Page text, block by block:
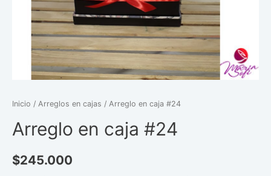
Inicio / Arreglos en cajas / Arreglo en caja #24
Arreglo en caja #24
$245.000